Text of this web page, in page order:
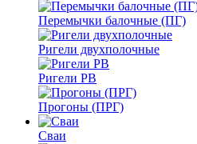
Перемычки балочные (ПГ)
Ригели двухполочные
Ригели РВ
Прогоны (ПРГ)
Сваи